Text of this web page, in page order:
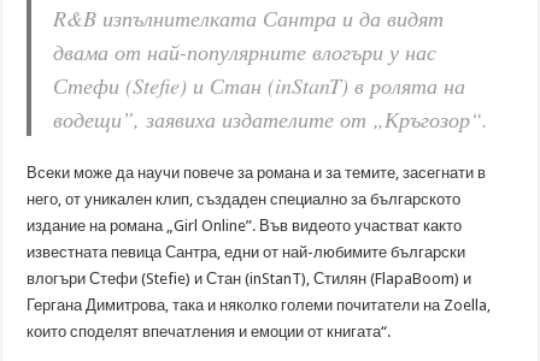
R&B изпълнителката Сантра и да видят
двама от най-популярните влогъри у нас
Стефи (Stefie) и Стан (inStanT) в ролята на
водещи”, заявиха издателите от „Кръгозор“.
Всеки може да научи повече за романа и за темите, засегнати в
него, от уникален клип, създаден специално за българското
издание на романа „Girl Online”. Във видеото участват както
известната певица Сантра, едни от най-любимите български
влогъри Стефи (Stefie) и Стан (inStanT), Стилян (FlapaBoom) и
Гергана Димитрова, така и няколко големи почитатели на Zoella,
които споделят впечатления и емоции от книгата“.